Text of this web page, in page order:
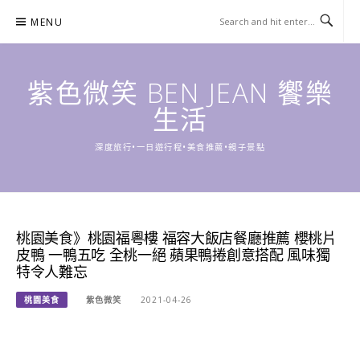
content
MENU
紫色微笑 BEN JEAN 饗樂
生活
深度旅行•一日遊行程•美食推薦•親子景點
桃園美食》桃園福粵樓 福容大飯店餐廳推薦 櫻桃片
皮鴨 一鴨五吃 全桃一絕 蘋果鴨捲創意搭配 風味獨
特令人難忘
桃園美食 紫色微笑 2021-04-26